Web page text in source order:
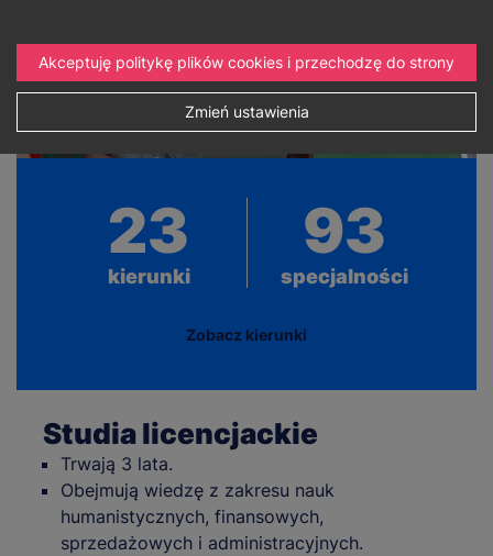
23
kierunki
93
specjalności
Zobacz kierunki
Studia licencjackie
Trwają 3 lata.
Obejmują wiedzę z zakresu nauk
humanistycznych, finansowych,
sprzedażowych i administracyjnych.
Zmień ustawienia
Akceptuję politykę plików cookies i przechodzę do strony